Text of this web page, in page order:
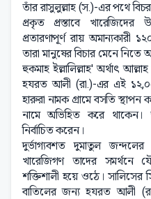
তাঁর রাসুলুল্লাহ (স.)-এর পথে
প্রকৃত প্রস্তাবে খারেজিদের
প্রতারণাপূর্ণ রায় অমান্যকারী
তারা মানুষের বিচার মেনে নিতে
হুকমাহ ইল্লালিল্লাহ' অর্থাৎ
হযরত আলী (রা.)-এর এই
হারুরা নামক গ্রামে বসতি
নামে অভিহিত করে থাকেন।
নির্বাচিত করেন।
দুর্ভাগ্যবশত দুমাতুল জন্দলের
খারেজিগণ তাদের
শক্তিশালী হয়ে ওঠে। সালিসের
বাতিলের জন্য হযরত আলী